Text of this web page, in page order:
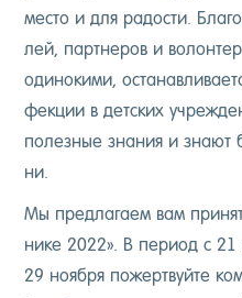
мес­то и для ра­дос­ти.
лей, пар­тне­ров и
оди­ноки­ми,
фекции в дет­ских
по­лез­ные зна­ния и
ни.
Мы пред­ла­га­ем вам
ни­ке 2022». В пе­ри­од с
29 но­яб­ря по­жер­твуй­те